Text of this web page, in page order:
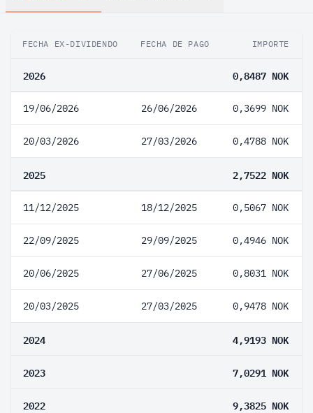
FECHA EX-DIVIDENDO FECHA DE PAGO IMPORTE
2026 0,8487 NOK
19/06/2026 26/06/2026 0,3699 NOK
20/03/2026 27/03/2026 0,4788 NOK
2025 2,7522 NOK
11/12/2025 18/12/2025 0,5067 NOK
22/09/2025 29/09/2025 0,4946 NOK
20/06/2025 27/06/2025 0,8031 NOK
20/03/2025 27/03/2025 0,9478 NOK
2024 4,9193 NOK
2023 7,0291 NOK
2022 9,3825 NOK